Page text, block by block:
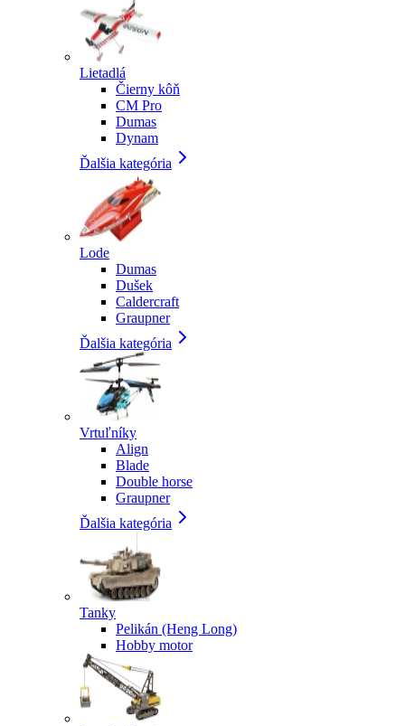
Lietadlá
Čierny kôň
CM Pro
Dumas
Dynam
Ďalšia kategória
Lode
Dumas
Dušek
Caldercraft
Graupner
Ďalšia kategória
Vrtuľníky
Align
Blade
Double horse
Graupner
Ďalšia kategória
Tanky
Pelikán (Heng Long)
Hobby motor